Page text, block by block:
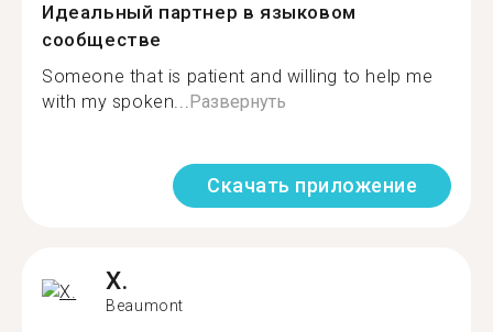
Идеальный партнер в языковом
сообществе
Someone that is patient and willing to help me
with my spoken...Развернуть
Скачать приложение
X.
Beaumont